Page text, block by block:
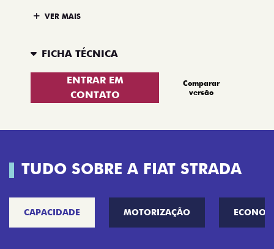
VER MAIS
FICHA TÉCNICA
ENTRAR EM
CONTATO
Comparar
versão
TUDO SOBRE A FIAT STRADA
CAPACIDADE MOTORIZAÇÃO